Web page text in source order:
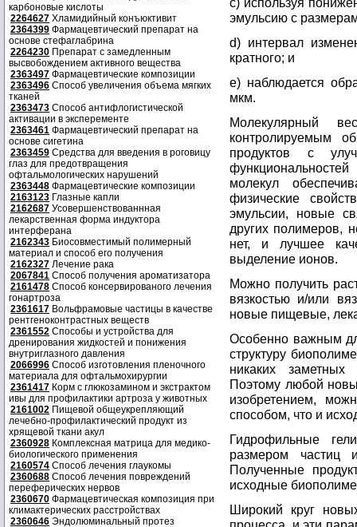
карбоновые кислоты
2264627 Хламидийный конъюктивит
2364399 Фармацевтический препарат на
основе стефаглабрина
2264230 Препарат с замедленным
высвобождением активного вещества
2363497 Фармацевтические композиции
2363496 Способ увеличения объема мягких
тканей
2363473 Способ антифлогистической
активации в эксперементе
2363461 Фармацевтический препарат на
основе сигетина
2363459 Средства для введения в роговицу
глаз для предотвращения
офтальмологических нарушений
2363448 Фармацевтические композиции
2163123 Глазные капли
2162687 Усовершенствованнная
лекарственная форма индуктора
интерферана
2162343 Биосовместимый полимерный
материал и способ его получения
2162327 Лечение рака
2067841 Способ получения ароматизатора
2161478 Способ консервированого лечения
гонартроза
2361617 Вольфрамовые частицы в качестве
рентгеноконтрастных веществ
2361552 Способы и устройства для
дренирования жидкостей и понижения
внутриглазного давления
2066996 Способ изготовления пленочного
материала для офтальмохирургии
2361417 Корм с глюкозамином и экстрактом
ивы для профилактики артроза у животных
2161002 Пищевой общеукрепляющий
лечебно-профилактический продукт из
хрящевой ткани акул
2360928 Комплексная матрица для медико-
биологического применения
2160574 Способ лечения глаукомы
2360688 Способ лечения повреждений
переферических нервов
2360670 Фармацевтическая композиция при
климактерических расстройствах
2360646 Эндолюминальный протез
эмульсию с
d) интервал
кратного; и
е) наблюдается
мкм.
Молекулярный
контролируемым
продуктов с
молекул
физические
эмульсии, новые
других полимеров,
нет, и лучшее
выделение ионов.
Можно получить
вязкостью и/или
новые пищевые,
Особенно важным
структуру
никаких
Поэтому любой
изобретением,
способом, что и
Гидрофильные
размером частиц
Полученные
исходные
Широкий круг